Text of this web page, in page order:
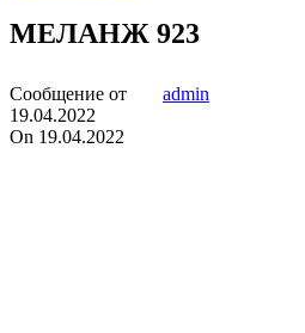
МЕЛАНЖ 923
Сообщение от
admin
19.04.2022
On 19.04.2022